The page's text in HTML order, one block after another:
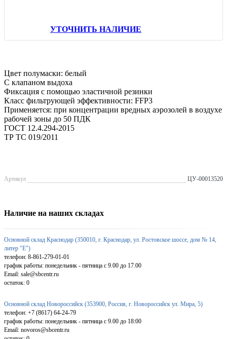
УТОЧНИТЬ НАЛИЧИЕ
Цвет полумаски: белый
С клапаном выдоха
Фиксация с помощью эластичной резинки
Класс фильтрующей эффективности: FFP3
Применяется: при концентрации вредных аэрозолей в воздухе
рабочей зоны до 50 ПДК
ГОСТ 12.4.294-2015
ТР ТС 019/2011
Артикул ЦУ-00013520
Наличие на наших складах
Основной склад Краснодар (350010, г. Краснодар, ул. Ростовское шоссе, дом № 14,
литер "Е")
телефон: 8-861-279-01-01
график работы: понедельник - пятница с 9.00 до 17.00
Email: sale@sbcentr.ru
остаток: 0
Основной склад Новороссийск (353900, Россия, г. Новороссийск ул. Мира, 5)
телефон: +7 (8617) 64-24-79
график работы: понедельник - пятница с 9.00 до 18:00
Email: novoros@sbcentr.ru